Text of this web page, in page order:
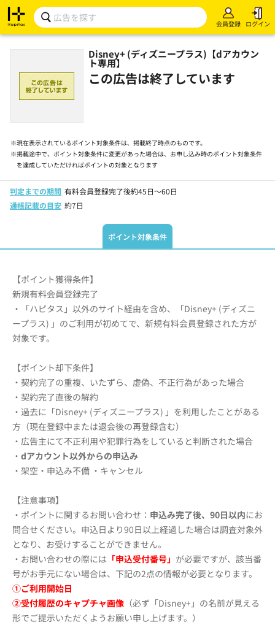
会員登録 ログイン
Disney+ (ディズニープラス)【dアカウン
ト専用】
この広告は終了しています
※現在表示されているポイント対象条件は、掲載終了時点のものです。
※掲載途中で、ポイント対象条件に変更があった場合は、お申し込み時のポイント対象条件
を達成していただければポイントの対象となります
判定までの期間 有料会員登録完了後約45日～60日
通帳記載の目安 約7日
ポイント対象条件
【ポイント獲得条件】
新規有料会員登録完了
・「ハピタス」以外のサイト経由を含め、「Disney+ (ディズニ
ープラス) 」のご利用が初めてで、新規有料会員登録された方が
対象です。
【ポイント却下条件】
・契約完了の重複、いたずら、虚偽、不正行為があった場合
・契約完了直後の解約
・過去に「Disney+ (ディズニープラス) 」を利用したことがある
方（現在登録中または退会後の再登録含む）
・広告主にて不正利用や犯罪行為をしていると判断された場合
・ dアカウント以外からの申込み
・架空・申込み不備 ・キャンセル
【注意事項】
・ポイントに関するお問い合わせ： 申込み完了後、90日以内にお
問合せください。申込日より90日以上経過した場合は調査対象外
となり、お受けすることができません。
・お問い合わせの際には 「申込受付番号」 が必要ですが、該当番
号がお手元にない場合は、下記の2点の情報が必要となります。
①ご利用開始日
②受付履歴のキャプチャ画像（必ず「Disney+」の名前が見える
形でご提示いただくようお願い申し上げます。）